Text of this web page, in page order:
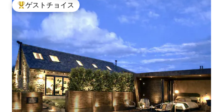
大好評のゲストチョイスです。
ゲストチョイス